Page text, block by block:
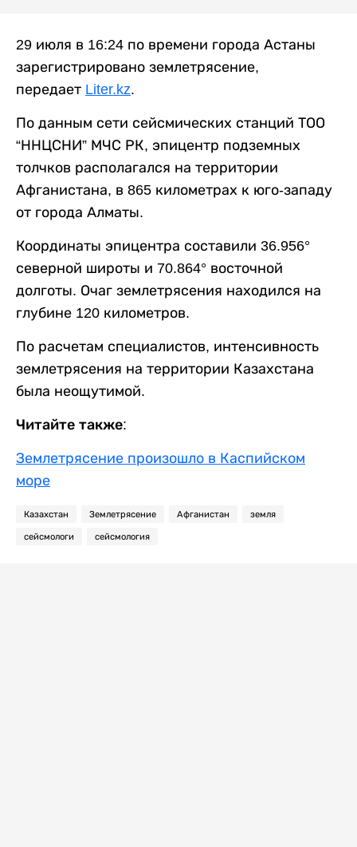
29 июля в 16:24 по времени города Астаны
зарегистрировано землетрясение,
передает Liter.kz.
По данным сети сейсмических станций ТОО
“ННЦСНИ” МЧС РК, эпицентр подземных
толчков располагался на территории
Афганистана, в 865 километрах к юго-западу
от города Алматы.
Координаты эпицентра составили 36.956°
северной широты и 70.864° восточной
долготы. Очаг землетрясения находился на
глубине 120 километров.
По расчетам специалистов, интенсивность
землетрясения на территории Казахстана
была неощутимой.
Читайте также:
Землетрясение произошло в Каспийском
море
Казахстан Землетрясение Афганистан земля
сейсмологи сейсмология